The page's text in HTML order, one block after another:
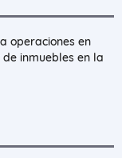
operaciones en
de inmuebles en la